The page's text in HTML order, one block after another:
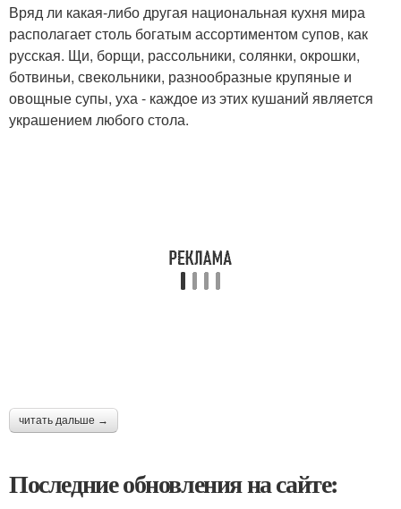
Вряд ли какая-либо другая национальная кухня мира
располагает столь богатым ассортиментом супов, как
русская. Щи, борщи, рассольники, солянки, окрошки,
ботвиньи, свекольники, разнообразные крупяные и
овощные супы, уха - каждое из этих кушаний является
украшением любого стола.
читать дальше →
Последние обновления на сайте: